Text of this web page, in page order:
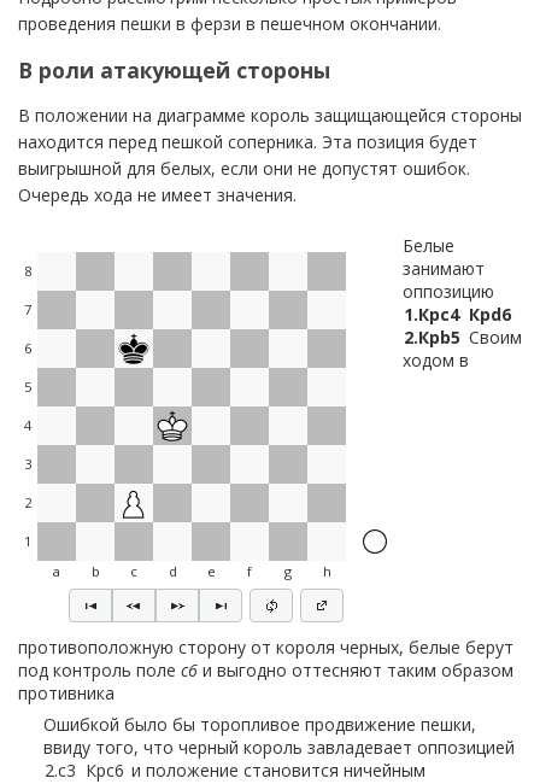
проведения пешки в ферзи в пешечном окончании.
В роли атакующей стороны
В положении на диаграмме король защищающейся стороны
находится перед пешкой соперника. Эта позиция будет
выигрышной для белых, если они не допустят ошибок.
Очередь хода не имеет значения.
8
7
6
5
4
3
2
1
a
b c d e f g h
Белые
занимают
оппозицию
1.Крc4 Крd6
2.Крb5 Своим
ходом в
противоположную сторону от короля черных, белые берут
под контроль поле c6 и выгодно оттесняют таким образом
противника
Ошибкой было бы торопливое продвижение пешки,
ввиду того, что черный король завладевает оппозицией
2.c3 Крc6 и положение становится ничейным